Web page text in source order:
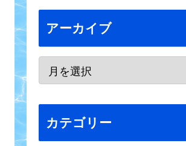
アーカイブ
カテゴリー